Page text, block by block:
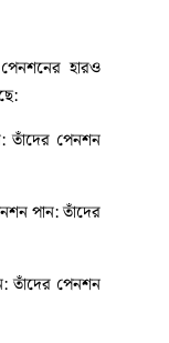
হারও
তাঁদের পেনশন
পান: তাঁদের
তাঁদের পেনশন